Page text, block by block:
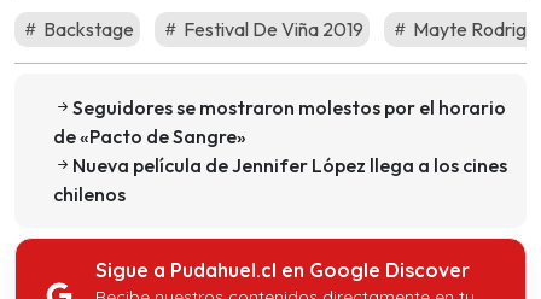
Backstage Festival De Viña 2019 Mayte
Seguidores se mostraron molestos por el horario
de «Pacto de Sangre»
Nueva película de Jennifer López llega a los cines
chilenos
Sigue a Pudahuel.cl en Google Discover